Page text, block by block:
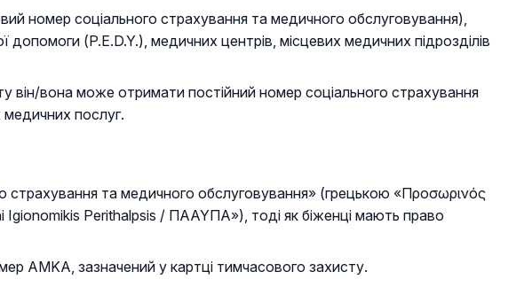
номер соціального страхування та медичного обслуговування),
(P.E.D.Y.), медичних центрів, місцевих медичних підрозділів
він/вона може отримати постійний номер соціального страхування
послуг.
та медичного обслуговування» (грецькою «Προσωρινός
Perithalpsis / ΠΑΑΥΠΑ»), тоді як біженці мають право
AMKA, зазначений у картці тимчасового захисту.